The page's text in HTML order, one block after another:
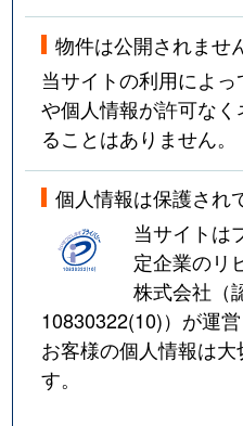
物件は公開されませ
当サイトの利用によ
や個人情報が許可な
ることはありません。
個人情報は保護され
当サイトは
定企業のリ
株式会社（
10830322(10)）が運
お客様の個人情報は
す。